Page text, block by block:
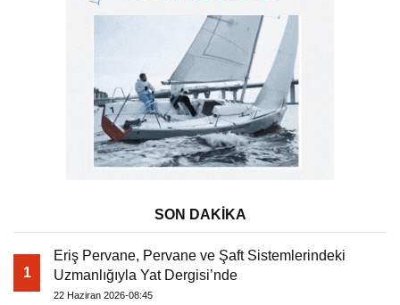
SON DAKİKA
1
Eriş Pervane, Pervane ve Şaft Sistemlerindeki
Uzmanlığıyla Yat Dergisi’nde
22 Haziran 2026-08:45